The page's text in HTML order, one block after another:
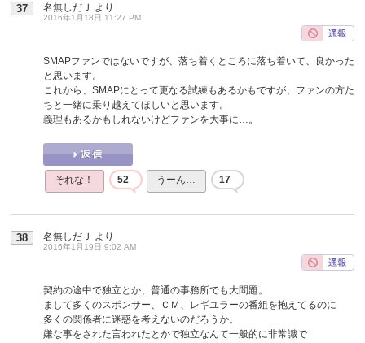
37 名無しだＪ より
2016年1月18日 11:27 PM
SMAPファンではないですが、落ち着くところに落ち着いて、良かった
と思います。
これから、SMAPにとって更なる試練もあるかもですが、ファンの方た
ちと一緒に乗り越えてほしいと思います。
義理もあるかもしれないけどファンを大事に…。
それな！ 52 うーん… 17
38 名無しだＪ より
2016年1月19日 9:02 AM
契約の途中で独立とか、普通の事務所でも大問題。
まして多くのスポンサー、ＣＭ、レギユラーの番組を抱えてるのに
多くの関係者に迷惑を考えないのだろうか。
嫌な事をされた言われたとかで独立なんて一般的に非常識で